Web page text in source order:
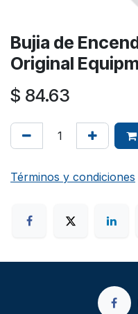
Bujia de
Original
$ 84.63
Términos y condiciones